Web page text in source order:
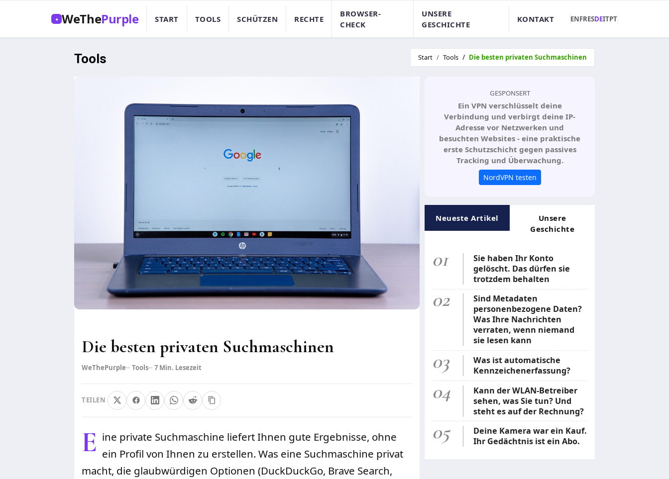
✦ WeThePurple START TOOLS SCHÜTZEN RECHTE
BROWSER-
CHECK
UNSERE
GESCHICHTE
KONTAKT ENFRESDEITPT
Tools Start Tools Die besten privaten Suchmaschinen
Die besten privaten Suchmaschinen
WeThePurple Tools 7 Min. Lesezeit
TEILEN
E ine private Suchmaschine liefert Ihnen gute Ergebnisse, ohne
ein Profil von Ihnen zu erstellen. Was eine Suchmaschine privat
macht, die glaubwürdigen Optionen (DuckDuckGo, Brave Search,
GESPONSERT
Ein VPN verschlüsselt deine
Verbindung und verbirgt deine IP-
Adresse vor Netzwerken und
besuchten Websites - eine praktische
erste Schutzschicht gegen passives
Tracking und Überwachung.
NordVPN testen
Neueste Artikel
Unsere
Geschichte
01
Sie haben Ihr Konto
gelöscht. Das dürfen sie
trotzdem behalten
02
Sind Metadaten
personenbezogene Daten?
Was Ihre Nachrichten
verraten, wenn niemand
sie lesen kann
03
Was ist automatische
Kennzeichenerfassung?
04
Kann der WLAN-Betreiber
sehen, was Sie tun? Und
steht es auf der Rechnung?
05
Deine Kamera war ein Kauf.
Ihr Gedächtnis ist ein Abo.